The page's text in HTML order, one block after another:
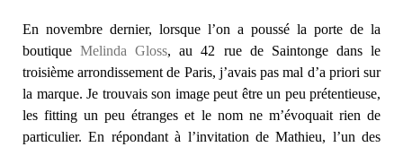
En novembre dernier, lorsque l’on a poussé la porte de la
boutiqueMelinda Gloss, au 42 rue de Saintonge dans le
troisième arrondissement de Paris, j’avais pas mal d’a priori sur
la marque. Je trouvais son image peut être un peu prétentieuse,
les fitting un peu étranges et le nom ne m’évoquait rien de
particulier. En répondant à l’invitation de Mathieu, l’un des